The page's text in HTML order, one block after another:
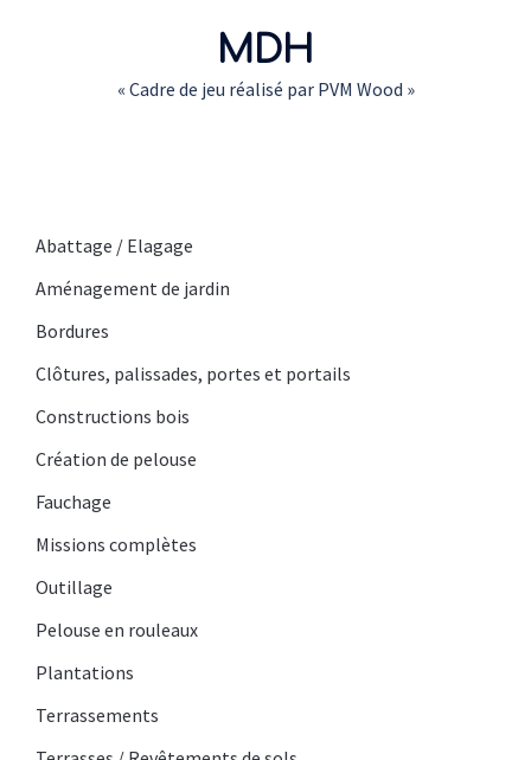
MDH
« Cadre de jeu réalisé par PVM Wood »
Abattage / Elagage
Aménagement de jardin
Bordures
Clôtures, palissades, portes et portails
Constructions bois
Création de pelouse
Fauchage
Missions complètes
Outillage
Pelouse en rouleaux
Plantations
Terrassements